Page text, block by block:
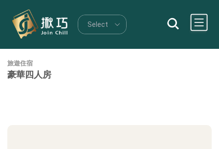
旅遊住宿
豪華四人房